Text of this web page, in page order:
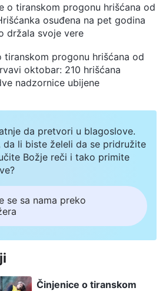
o tiranskom progonu hrišćana od
osuđena na pet godina
držala svoje vere
tiranskom progonu hrišćana od
oktobar: 210 hrišćana
nadzornice ubijene
da pretvori u blagoslove.
da li biste želeli da se pridružite
Božje reči i tako primite
se sa nama preko
Činjenice o tiranskom